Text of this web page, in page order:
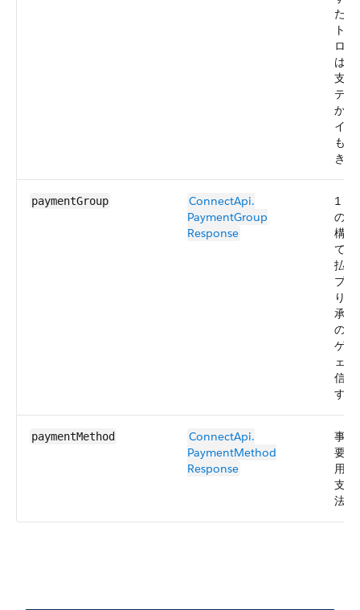
た、
ト
ログ
は、
支払
ティ
から
イロ
も
き
paymentGroup
ConnectApi.​
PaymentGroup​
Response
1 つ
の支
構成
てい
払グ
プで
り
承認
のた
ゲー
ェ
信さ
す。
paymentMethod
ConnectApi.​
PaymentMethod​
Response
事後
要求
用さ
支払
法。